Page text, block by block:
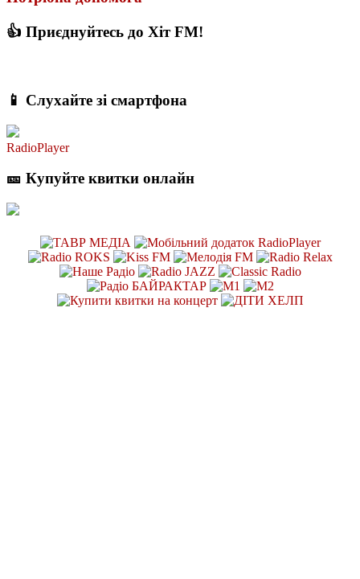
👍 Приєднуйтесь до Хіт FM!
📱 Слухайте зі смартфона
RadioPlayer
🎫 Купуйте квитки онлайн